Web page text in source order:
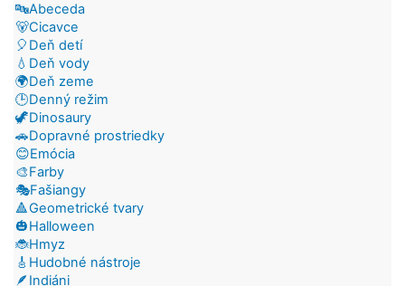
🔤Abeceda
🐻Cicavce
🎈Deň detí
💧Deň vody
🌍Deň zeme
🕒Denný režim
🦖Dinosaury
🚗Dopravné prostriedky
😊Emócia
🎨Farby
🎭Fašiangy
🔺Geometrické tvary
🎃Halloween
🐞Hmyz
🎸Hudobné nástroje
🪶Indiáni